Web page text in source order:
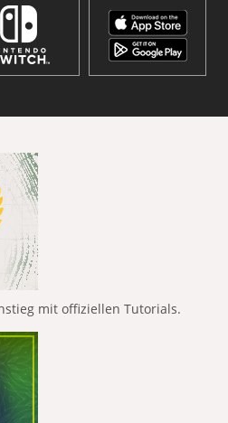
mit offiziellen Tutorials.